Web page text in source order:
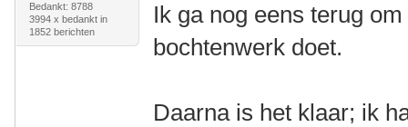
Bedankt: 8788
3994 x bedankt in
1852 berichten
Ik ga nog eens terug
bochtenwerk doet.
Daarna is het klaar; ik